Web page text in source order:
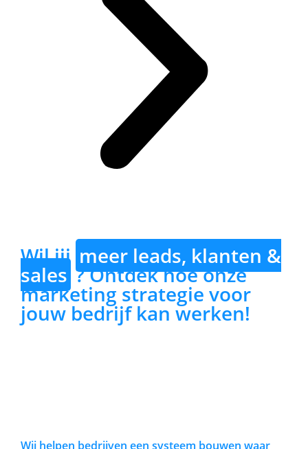
Wil jij meer leads, klanten &
sales ? Ontdek hoe onze
marketing strategie voor
jouw bedrijf kan werken!
Wij helpen bedrijven een systeem bouwen waar